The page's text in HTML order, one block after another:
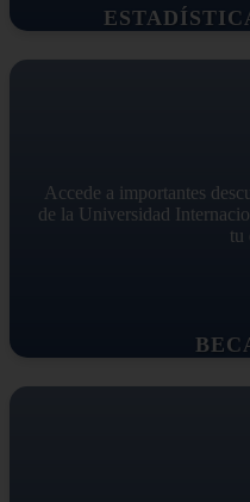
Accede a importantes
de la Universidad
tu